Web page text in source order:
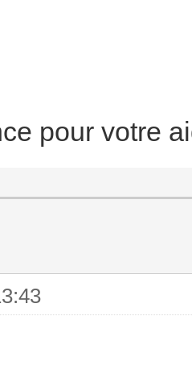
pour votre